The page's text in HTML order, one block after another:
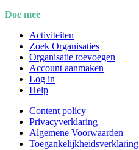
Doe mee
Activiteiten
Zoek Organisaties
Organisatie toevoegen
Account aanmaken
Log in
Help
Content policy
Privacyverklaring
Algemene Voorwaarden
Toegankelijkheidsverklaring